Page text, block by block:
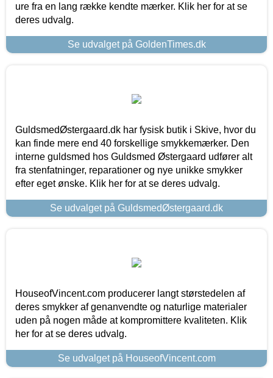
ure fra en lang række kendte mærker. Klik her for at se
deres udvalg.
Se udvalget på GoldenTimes.dk
GuldsmedØstergaard.dk har fysisk butik i Skive, hvor du
kan finde mere end 40 forskellige smykkemærker. Den
interne guldsmed hos Guldsmed Østergaard udfører alt
fra stenfatninger, reparationer og nye unikke smykker
efter eget ønske. Klik her for at se deres udvalg.
Se udvalget på GuldsmedØstergaard.dk
HouseofVincent.com producerer langt størstedelen af
deres smykker af genanvendte og naturlige materialer
uden på nogen måde at kompromittere kvaliteten. Klik
her for at se deres udvalg.
Se udvalget på HouseofVincent.com